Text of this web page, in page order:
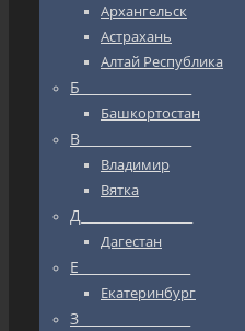
Архангельск
Астрахань
Алтай Республика
Б_________________
Башкортостан
В_________________
Владимир
Вятка
Д_________________
Дагестан
Е_________________
Екатеринбург
З_________________